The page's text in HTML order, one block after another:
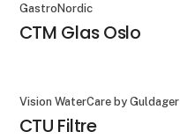
GastroNordic
CTM Glas Oslo
Vision WaterCare by Guldager
CTU Filtre